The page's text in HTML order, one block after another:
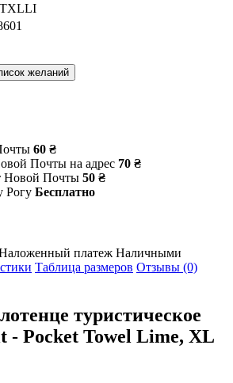
желаний
60 ₴
Почты на адрес 70 ₴
Новой Почты 50 ₴
Рогу Бесплатно
платеж Наличными
Таблица размеров Отзывы (0)
туристическое
- Pocket Towel Lime, XL